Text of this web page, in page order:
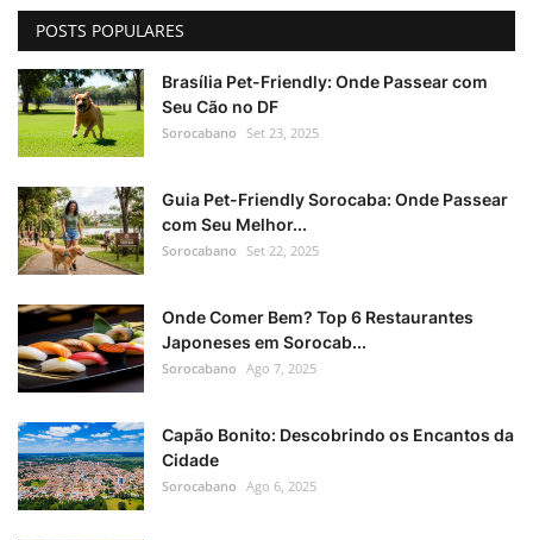
POSTS POPULARES
Brasília Pet-Friendly: Onde Passear com
Seu Cão no DF
Sorocabano Set 23, 2025
Guia Pet-Friendly Sorocaba: Onde Passear
com Seu Melhor...
Sorocabano Set 22, 2025
Onde Comer Bem? Top 6 Restaurantes
Japoneses em Sorocab...
Sorocabano Ago 7, 2025
Capão Bonito: Descobrindo os Encantos da
Cidade
Sorocabano Ago 6, 2025